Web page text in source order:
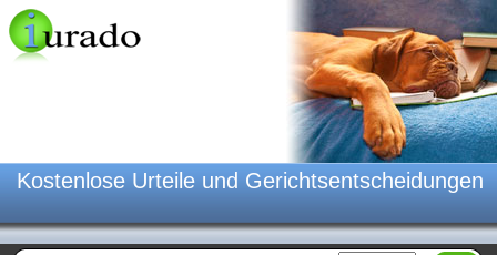
Kostenlose Urteile und Gerichtsentscheidungen